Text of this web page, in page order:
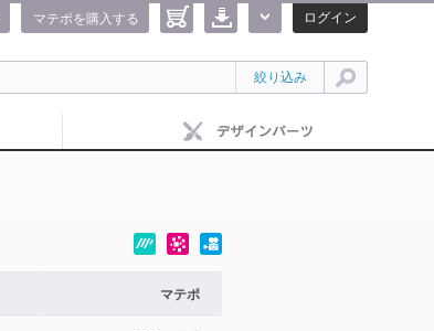
ログイン
マテポを購入する
絞り込み
マテポ